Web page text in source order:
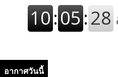
อากาศวันนี้